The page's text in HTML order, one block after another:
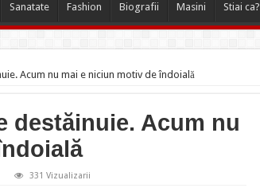
Sanatate Fashion Biografii Masini Stiai ca?
Acum nu mai e niciun motiv de îndoială
destăinuie. Acum nu
331 Vizualizarii